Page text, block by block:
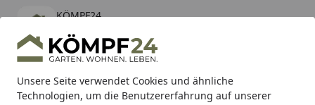
Unsere Seite verwendet Cookies und ähnliche
Technologien, um die Benutzererfahrung auf unserer
KÖMPF24
kostenlos - Im App Store
Hotline
Alle Produkte
Mein Konto